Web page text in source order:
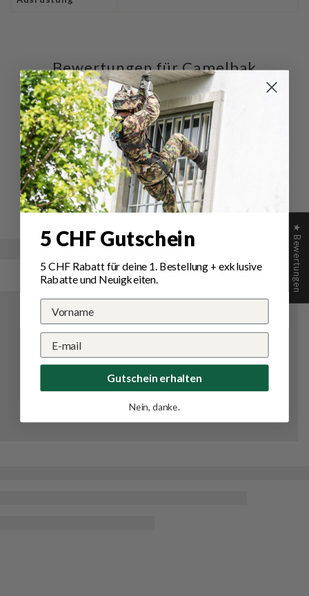
Bewertungen für Camelbak
Motherlode Trinkrucksack
mit 3L Crux Trinkblase
Schreiben Sie die erste Bewertung
Schreibe
eine
Bewertung
Eine
Frage
stellen
★ Bewertungen
5 CHF Gutschein
5 CHF Rabatt für deine 1. Bestellung+ exklusive
Rabatte und Neuigkeiten.
Gutschein erhalten
Nein, danke.